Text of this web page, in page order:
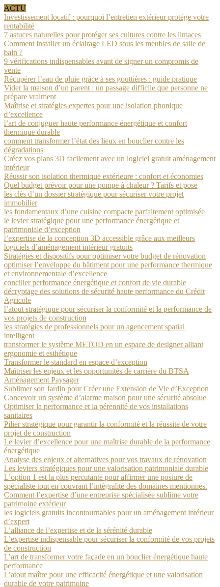
ACTU
Investissement locatif : pourquoi l’entretien extérieur protège votre
rentabilité
7 astuces naturelles pour protéger ses cultures contre les limaces
Comment installer un éclairage LED sous les meubles de salle de
bain ?
9 vérifications indispensables avant de signer un compromis de
vente
Récupérer l’eau de pluie grâce à ses gouttières : guide pratique
Vider la maison d’un parent : un passage difficile que personne ne
prépare vraiment
Maîtrise et stratégies expertes pour une isolation phonique
d’excellence
l’art de conjuguer haute performance énergétique et confort
thermique durable
comment transformer l’état des lieux en bouclier contre les
dégradations
Créez vos plans 3D facilement avec un logiciel gratuit aménagement
intérieur
Réussir son isolation thermique extérieure : confort et économies
Quel budget prévoir pour une pompe à chaleur ? Tarifs et pose
les clés d’un dossier stratégique pour sécuriser votre projet
immobilier
les fondamentaux d’une cuisine compacte parfaitement optimisée
le levier stratégique pour une performance énergétique et
patrimoniale d’exception
l’expertise de la conception 3D accessible grâce aux meilleurs
logiciels d’aménagement intérieur gratuits
Stratégies et dispositifs pour optimiser votre budget de rénovation
optimiser l’enveloppe du bâtiment pour une performance thermique
et environnementale d’excellence
concilier performance énergétique et confort de vie durable
décryptage des solutions de sécurité haute performance du Crédit
Agricole
l’atout stratégique pour sécuriser la conformité et la performance de
vos projets de construction
les stratégies de professionnels pour un agencement spatial
intelligent
transformer le système METOD en un espace de designer alliant
ergonomie et esthétique
Transformer le standard en espace d’exception
Maîtriser les enjeux et les opportunités de carrière du BTSA
Aménagement Paysager
Sublimer son Jardin pour Créer une Extension de Vie d’Exception
Concevoir un système d’alarme maison pour une sécurité absolue
Optimiser la performance et la pérennité de vos installations
sanitaires
Pilier stratégique pour garantir la conformité et la réussite de votre
projet de construction
Le levier d’excellence pour une maîtrise durable de la performance
énergétique
Analyse des enjeux et alternatives pour vos travaux de rénovation
Les leviers stratégiques pour une valorisation patrimoniale durable
L’option 1 est la plus percutante pour affirmer une posture de
spécialiste tout en couvrant l’intégralité des domaines mentionnés.
Comment l’expertise d’une entreprise spécialisée sublime votre
patrimoine extérieur
les logiciels gratuits incontournables pour un aménagement intérieur
d’expert
L’alliance de l’expertise et de la sérénité durable
L’expertise indispensable pour sécuriser la conformité de vos projets
de construction
L’art de transformer votre façade en un bouclier énergétique haute
performance
L’atout maître pour une efficacité énergétique et une valorisation
durable de votre patrimoine